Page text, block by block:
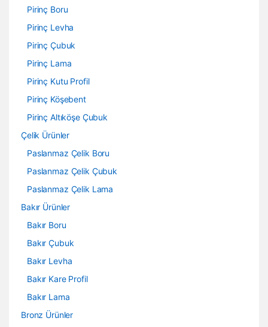
Pirinç Boru
Pirinç Levha
Pirinç Çubuk
Pirinç Lama
Pirinç Kutu Profil
Pirinç Köşebent
Pirinç Altıköşe Çubuk
Çelik Ürünler
Paslanmaz Çelik Boru
Paslanmaz Çelik Çubuk
Paslanmaz Çelik Lama
Bakır Ürünler
Bakır Boru
Bakır Çubuk
Bakır Levha
Bakır Kare Profil
Bakır Lama
Bronz Ürünler